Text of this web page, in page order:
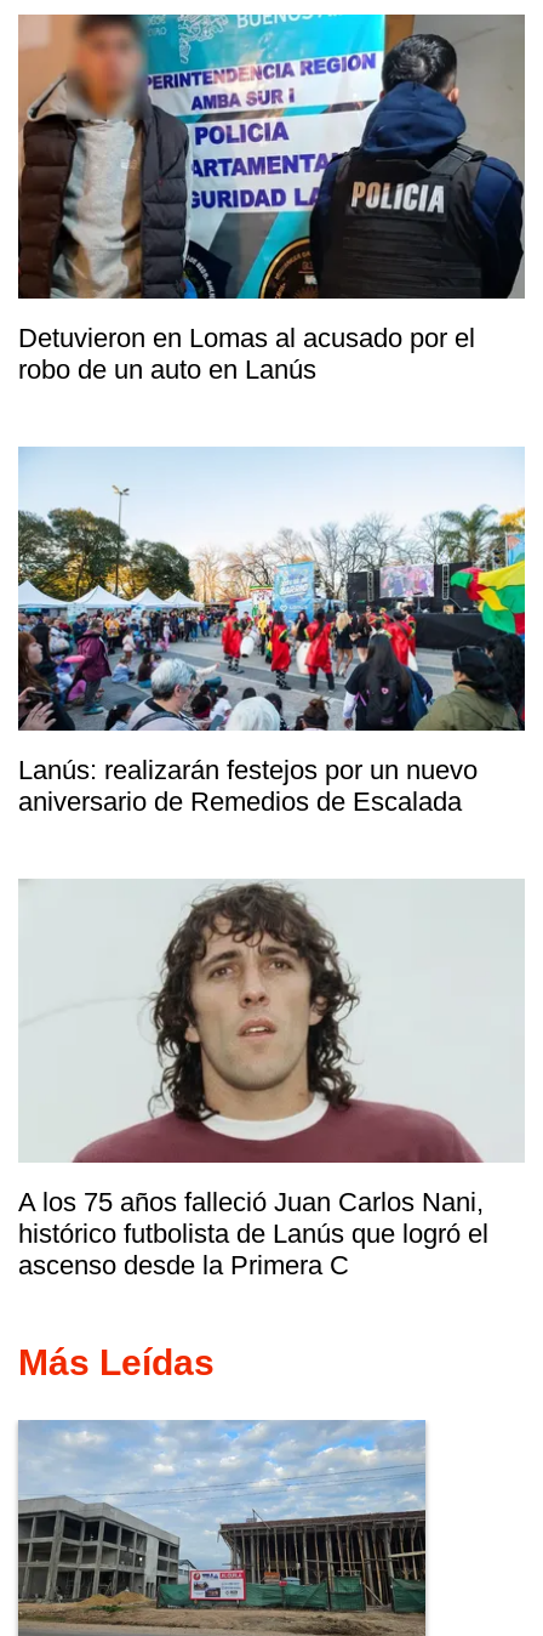
Detuvieron en Lomas al acusado por el
robo de un auto en Lanús
Lanús: realizarán festejos por un nuevo
aniversario de Remedios de Escalada
A los 75 años falleció Juan Carlos Nani,
histórico futbolista de Lanús que logró el
ascenso desde la Primera C
Más Leídas